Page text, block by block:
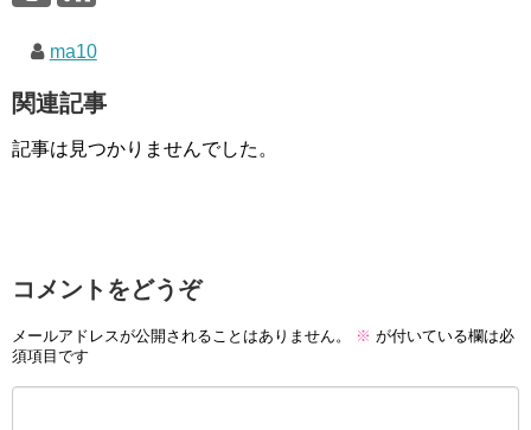
ma10
関連記事
記事は見つかりませんでした。
コメントをどうぞ
メールアドレスが公開されることはありません。 ※ が付いている欄は必
須項目です